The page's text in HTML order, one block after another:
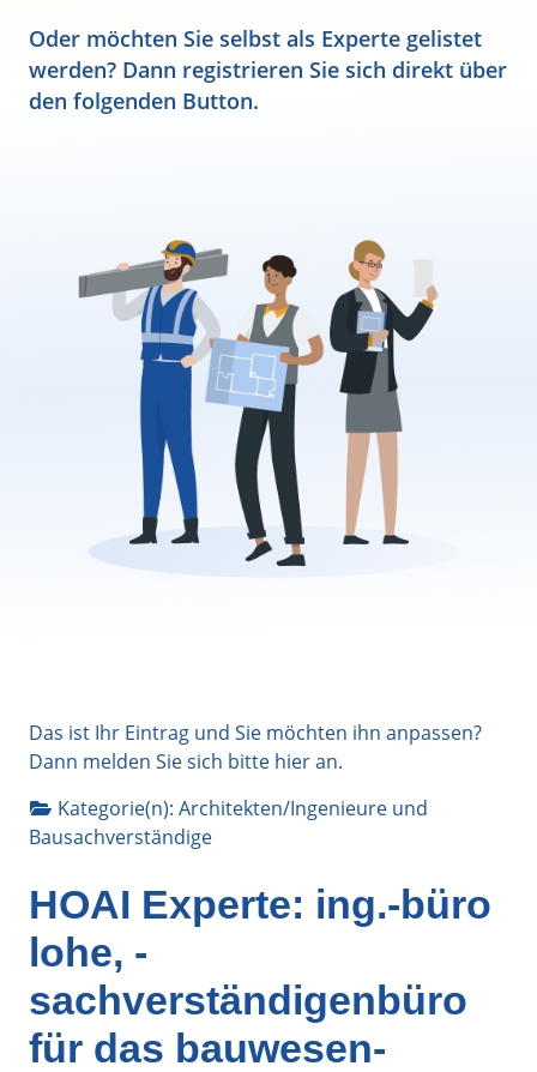
Oder möchten Sie selbst als Experte gelistet
werden? Dann registrieren Sie sich direkt über
den folgenden Button.
Das ist Ihr Eintrag und Sie möchten ihn anpassen?
Dann melden Sie sich bitte hieran.
Kategorie(n): Architekten/Ingenieure und
Bausachverständige
HOAI Experte: ing.-büro
lohe, -
sachverständigenbüro
für das bauwesen-